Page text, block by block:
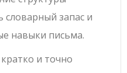
запас и
навыки письма.
и точно